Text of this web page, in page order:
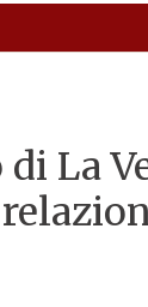
La